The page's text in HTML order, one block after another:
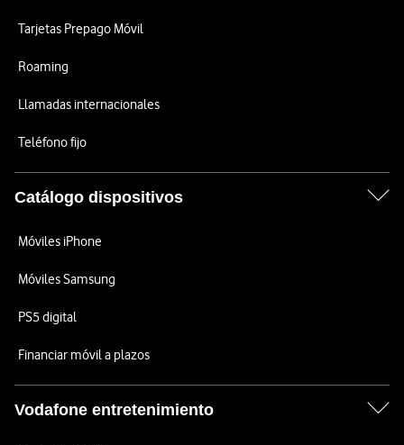
Tarjetas Prepago Móvil
Roaming
Llamadas internacionales
Teléfono fijo
Catálogo dispositivos
Móviles iPhone
Móviles Samsung
PS5 digital
Financiar móvil a plazos
Vodafone entretenimiento